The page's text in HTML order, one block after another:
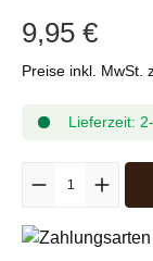
9,95 €
Preise inkl. MwSt.
Lieferzeit:
Produkt Anzahl: